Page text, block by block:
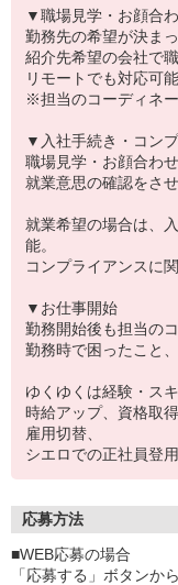
▼職場見学・お顔合
勤務先の希望が決ま
紹介先希望の会社で
リモートでも対応可
※担当のコーディネ
▼入社手続き・コン
職場見学・お顔合わ
就業意思の確認をさ
就業希望の場合は、
能。
コンプライアンスに
▼お仕事開始
勤務開始後も担当の
勤務時で困ったこと
ゆくゆくは経験・ス
時給アップ、資格取
雇用切替、
シエロでの正社員登
応募方法
■WEB応募の場合
「応募する」ボタンか